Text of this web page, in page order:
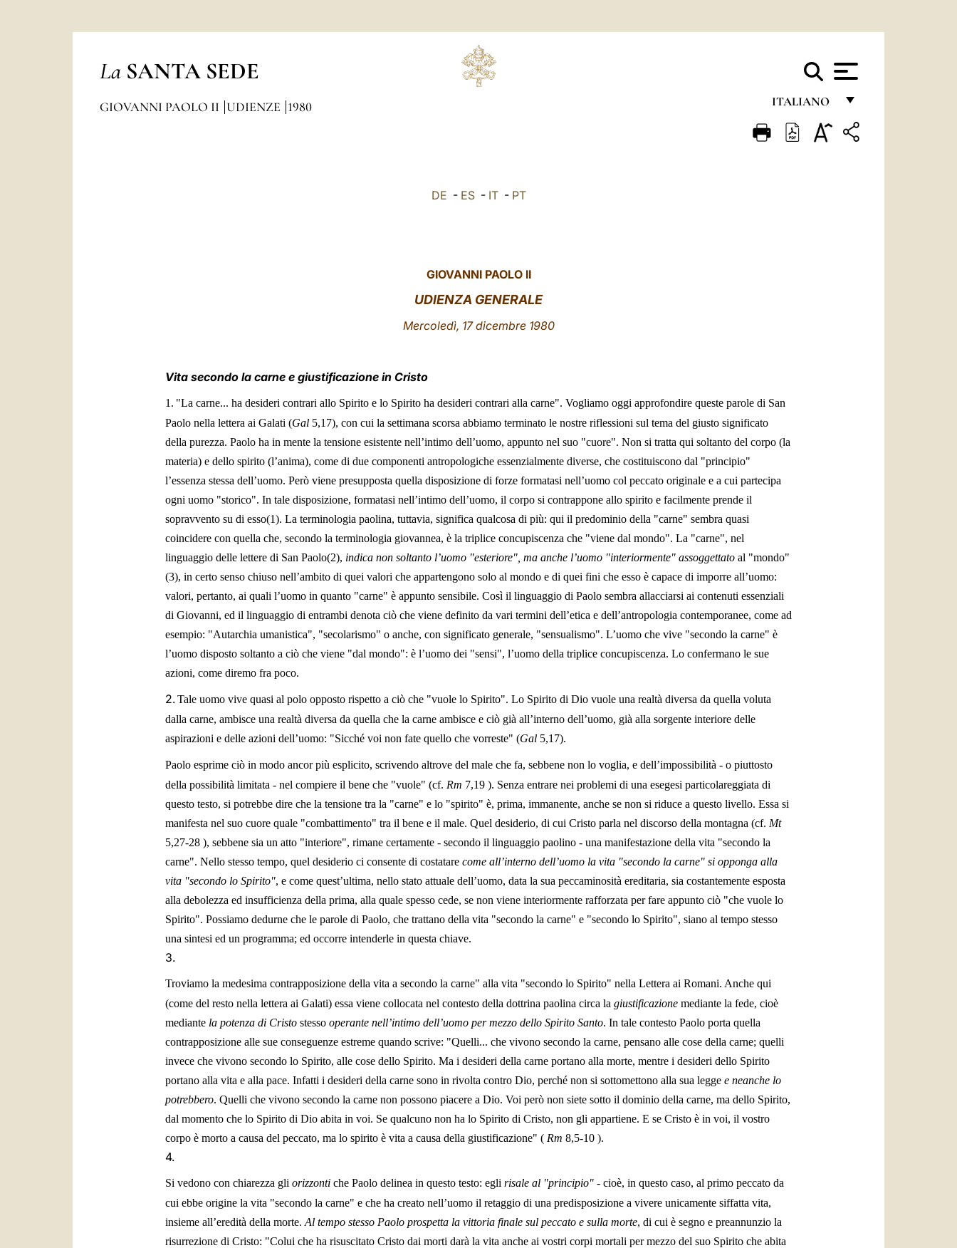
La SANTA SEDE
ITALIANO
FRANÇAIS
GIOVANNI PAOLO II UDIENZE 1980
DE - ES- IT- PT
GIOVANNI PAOLO II
UDIENZA GENERALE
Mercoledì, 17 dicembre 1980
Vita secondo la carne e giustificazione in Cristo
1. "La carne... ha desideri contrari allo Spirito e lo Spirito ha desideri contrari alla carne". Vogliamo oggi approfondire queste parole di San
Paolo nella lettera ai Galati (Gal 5,17), con cui la settimana scorsa abbiamo terminato le nostre riflessioni sul tema del giusto significato
della purezza. Paolo ha in mente la tensione esistente nell’intimo dell’uomo, appunto nel suo "cuore". Non si tratta qui soltanto del corpo (la
materia) e dello spirito (l’anima), come di due componenti antropologiche essenzialmente diverse, che costituiscono dal "principio"
l’essenza stessa dell’uomo. Però viene presupposta quella disposizione di forze formatasi nell’uomo col peccato originale e a cui partecipa
ogni uomo "storico". In tale disposizione, formatasi nell’intimo dell’uomo, il corpo si contrappone allo spirito e facilmente prende il
sopravvento su di esso(1). La terminologia paolina, tuttavia, significa qualcosa di più: qui il predominio della "carne" sembra quasi
coincidere con quella che, secondo la terminologia giovannea, è la triplice concupiscenza che "viene dal mondo". La "carne", nel
linguaggio delle lettere di San Paolo(2), indica non soltanto l’uomo "esteriore", ma anche l’uomo "interiormente" assoggettato al "mondo"
(3), in certo senso chiuso nell’ambito di quei valori che appartengono solo al mondo e di quei fini che esso è capace di imporre all’uomo:
valori, pertanto, ai quali l’uomo in quanto "carne" è appunto sensibile. Così il linguaggio di Paolo sembra allacciarsi ai contenuti essenziali
di Giovanni, ed il linguaggio di entrambi denota ciò che viene definito da vari termini dell’etica e dell’antropologia contemporanee, come ad
esempio: "Autarchia umanistica", "secolarismo" o anche, con significato generale, "sensualismo". L’uomo che vive "secondo la carne" è
l’uomo disposto soltanto a ciò che viene "dal mondo": è l’uomo dei "sensi", l’uomo della triplice concupiscenza. Lo confermano le sue
azioni, come diremo fra poco.
2.Tale uomo vive quasi al polo opposto rispetto a ciò che "vuole lo Spirito". Lo Spirito di Dio vuole una realtà diversa da quella voluta
dalla carne, ambisce una realtà diversa da quella che la carne ambisce e ciò già all’interno dell’uomo, già alla sorgente interiore delle
aspirazioni e delle azioni dell’uomo: "Sicché voi non fate quello che vorreste" (Gal 5,17).
Paolo esprime ciò in modo ancor più esplicito, scrivendo altrove del male che fa, sebbene non lo voglia, e dell’impossibilità - o piuttosto
della possibilità limitata - nel compiere il bene che "vuole" (cf. Rm 7,19 ). Senza entrare nei problemi di una esegesi particolareggiata di
questo testo, si potrebbe dire che la tensione tra la "carne" e lo "spirito" è, prima, immanente, anche se non si riduce a questo livello. Essa si
manifesta nel suo cuore quale "combattimento" tra il bene e il male. Quel desiderio, di cui Cristo parla nel discorso della montagna (cf. Mt
5,27-28 ), sebbene sia un atto "interiore", rimane certamente - secondo il linguaggio paolino - una manifestazione della vita "secondo la
carne". Nello stesso tempo, quel desiderio ci consente di costatare come all’interno dell’uomo la vita "secondo la carne" si opponga alla
vita "secondo lo Spirito", e come quest’ultima, nello stato attuale dell’uomo, data la sua peccaminosità ereditaria, sia costantemente esposta
alla debolezza ed insufficienza della prima, alla quale spesso cede, se non viene interiormente rafforzata per fare appunto ciò "che vuole lo
Spirito". Possiamo dedurne che le parole di Paolo, che trattano della vita "secondo la carne" e "secondo lo Spirito", siano al tempo stesso
una sintesi ed un programma; ed occorre intenderle in questa chiave.
3.
Troviamo la medesima contrapposizione della vita a secondo la carne" alla vita "secondo lo Spirito" nella Lettera ai Romani. Anche qui
(come del resto nella lettera ai Galati) essa viene collocata nel contesto della dottrina paolina circa la giustificazione mediante la fede, cioè
mediante la potenza di Cristo stesso operante nell’intimo dell’uomo per mezzo dello Spirito Santo. In tale contesto Paolo porta quella
contrapposizione alle sue conseguenze estreme quando scrive: "Quelli... che vivono secondo la carne, pensano alle cose della carne; quelli
invece che vivono secondo lo Spirito, alle cose dello Spirito. Ma i desideri della carne portano alla morte, mentre i desideri dello Spirito
portano alla vita e alla pace. Infatti i desideri della carne sono in rivolta contro Dio, perché non si sottomettono alla sua legge e neanche lo
potrebbero. Quelli che vivono secondo la carne non possono piacere a Dio. Voi però non siete sotto il dominio della carne, ma dello Spirito,
dal momento che lo Spirito di Dio abita in voi. Se qualcuno non ha lo Spirito di Cristo, non gli appartiene. E se Cristo è in voi, il vostro
corpo è morto a causa del peccato, ma lo spirito è vita a causa della giustificazione" ( Rm 8,5-10 ).
4.
Si vedono con chiarezza gli orizzonti che Paolo delinea in questo testo: egli risale al "principio" - cioè, in questo caso, al primo peccato da
cui ebbe origine la vita "secondo la carne" e che ha creato nell’uomo il retaggio di una predisposizione a vivere unicamente siffatta vita,
insieme all’eredità della morte. Al tempo stesso Paolo prospetta la vittoria finale sul peccato e sulla morte, di cui è segno e preannunzio la
risurrezione di Cristo: "Colui che ha risuscitato Cristo dai morti darà la vita anche ai vostri corpi mortali per mezzo del suo Spirito che abita